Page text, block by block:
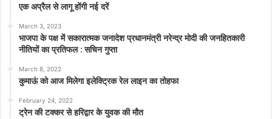
एक अप्रैल से लागू होंगी नई दरें
March 3, 2023
भाजपा के पक्ष में सकारात्मक जनादेश प्रधानमंत्री नरेन्द्र मोदी की जनहितकारी
नीतियों का प्रतिफल : सचिन गुप्ता
March 8, 2022
कुमाऊं को आज मिलेगा इलेक्ट्रिक रेल लाइन का तोहफा
February 24, 2022
ट्रेन की टक्कर से हरिद्वार के युवक की मौत